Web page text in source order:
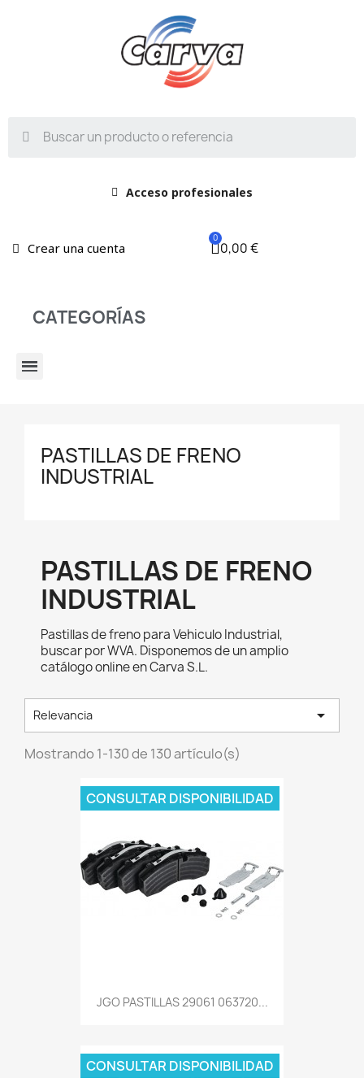
Acceso profesionales
Crear una cuenta 0,00 €
CATEGORÍAS
PASTILLAS DE FRENO
INDUSTRIAL
PASTILLAS DE FRENO
INDUSTRIAL
Pastillas de freno para Vehiculo Industrial,
buscar por WVA. Disponemos de un amplio
catálogo online en Carva S.L.
Relevancia 
Mostrando 1-130 de 130 artículo(s)
JGO PASTILLAS 29061 063720...
CONSULTAR DISPONIBILIDAD
CONSULTAR DISPONIBILIDAD